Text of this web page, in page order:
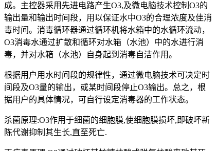
成。主控器采用先进电路产生O3,及微电脑技术控制O3的
输出量和输出时间段，用以保证水中O3的合理浓度及佳消
毒时间。消毒循环器通过循环机将水箱中的水循环流动，
O3消毒水通过扩散和循环对水箱（水池）中的水进行消
毒，并对水箱（水池）自身起到消毒自洁作用。
根据用户用水时间段的规律性，通过微电脑技术可决定时
间段及O3量的输出，或某时间段停止O3输出。总之，根
据用户的具体情况，可自行设定消毒器的工作状态。
杀菌原理:O3作用于细菌的细胞膜,使细胞膜损坏,即破坏新
陈代谢抑制其生长,直至死亡.